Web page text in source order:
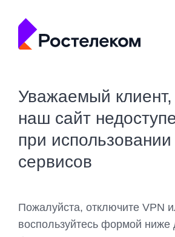
Уважаемый клиент,
наш сайт
при
сервисов
Пожалуйста, отключите VPN
воспользуйтесь формой ниже